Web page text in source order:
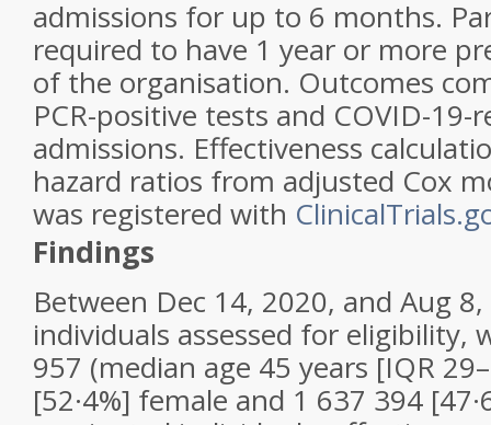
admissions for up to 6 months.
required to have 1 year or more
of the organisation. Outcomes
PCR-positive tests and COVID-
admissions. Effectiveness
hazard ratios from adjusted Cox
was registered with
Findings
Between Dec 14, 2020, and Aug
individuals assessed for eligibility,
957 (median age 45 years [IQR
[52·4%] female and 1 637 394